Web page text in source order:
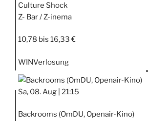
Culture Shock
Z- Bar / Z-inema
10,78 bis 16,33 €
WINVerlosung
Sa, 08. Aug | 21:15
Backrooms (OmDU, Openair-Kino)